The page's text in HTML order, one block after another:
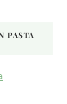
PASTA